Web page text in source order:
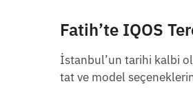
Fatih’te IQOS
İstanbul’un tarihi kalbi
tat ve model